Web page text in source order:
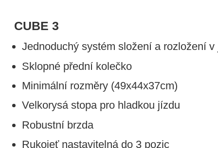
CUBE 3
Jednoduchý systém složení a rozložení v
Sklopné přední kolečko
Minimální rozměry (49x44x37cm)
Velkorysá stopa pro hladkou jízdu
Robustní brzda
Rukojeť nastavitelná do 3 pozic